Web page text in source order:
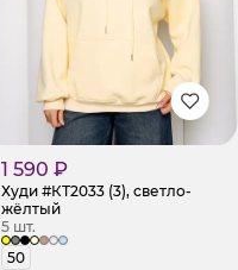
1 590 ₽
Худи #КТ2033 (3), светло-
жёлтый
5 шт.
50